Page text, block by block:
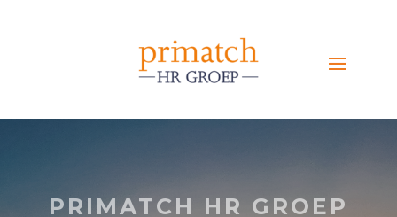
PRIMATCH HR GROEP